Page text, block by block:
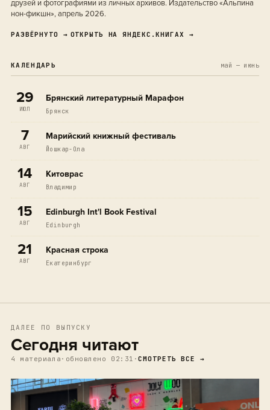
друзей и фотографиями из личных архивов. Издательство «Альпина
нон-фикшн», апрель 2026.
РАЗВЁРНУТО → ОТКРЫТЬ НА ЯНДЕКС.КНИГАХ →
КАЛЕНДАРЬ май — июнь
29
ИЮЛ
Брянский литературный Марафон
Брянск
7
АВГ
Марийский книжный фестиваль
Йошкар-Ола
14
АВГ
Китоврас
Владимир
15
АВГ
Edinburgh Int'l Book Festival
Edinburgh
21
АВГ
Красная строка
Екатеринбург
ДАЛЕЕ ПО ВЫПУСКУ
Сегодня читают
4 материала · обновлено 02:31 ·СМОТРЕТЬ ВСЕ →